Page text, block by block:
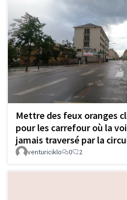
Mettre des feux oranges
pour les carrefour où la
jamais traversé par la
venturiciklo 0 2